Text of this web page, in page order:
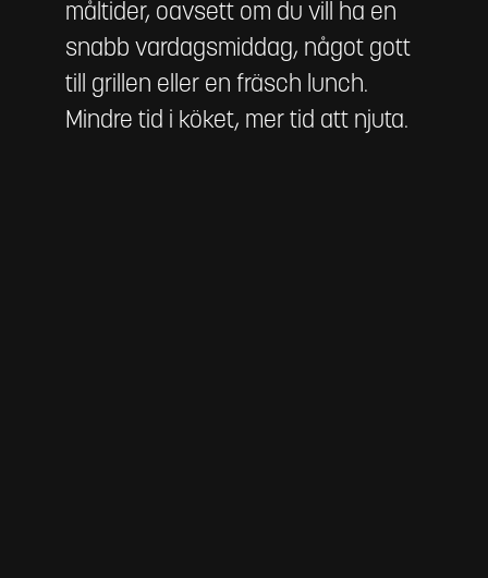
måltider, oavsett om du vill ha en
snabb vardagsmiddag, något gott
till grillen eller en fräsch lunch.
Mindre tid i köket, mer tid att njuta.